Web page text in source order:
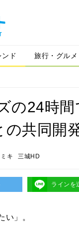
ンド 旅行・グルメ
の24時
共同開
キ 三城HD
ラインを
い」。